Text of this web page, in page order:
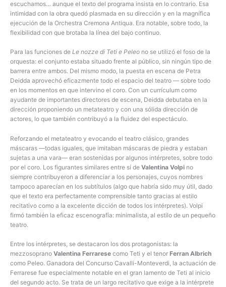
escuchamos… aunque el texto del programa insista en lo contrario. Esa
intimidad con la obra quedó plasmada en su dirección y en la magnífica
ejecución de la Orchestra Cremona Antiqua. Era notable, sobre todo, la
flexibilidad con que brotaba la línea del bajo continuo.
Para las funciones de Le nozze di Teti e Peleo no se utilizó el foso de la
orquesta: el conjunto estaba situado frente al público, sin ningún tipo de
barrera entre ambos. Del mismo modo, la puesta en escena de Petra
Deidda aprovechó eficazmente todo el espacio del teatro — sobre todo
en los momentos en que intervino el coro. Con un currículum como
ayudante de importantes directores de escena, Deidda debutaba en la
dirección proponiendo un metateatro y con una sólida dirección de
actores, lo que también contribuyó a la fluidez del espectáculo.
Reforzando el metateatro y evocando el teatro clásico, grandes
máscaras —todas iguales, que imitaban máscaras de piedra y estaban
sujetas a una vara— eran sostenidas por algunos intérpretes, sobre todo
por el coro. Los figurantes similares entre sí de Valentina Volpi no
siempre contribuyeron a diferenciar a los personajes, cuyos nombres
tampoco aparecían en los subtítulos (algo que habría sido muy útil, dado
que el texto era perfectamente comprensible tanto gracias al estilo
recitativo como a la excelente dicción de todos los intérpretes). Volpi
firmó también la eficaz escenografía: minimalista, al estilo de un pequeño
teatro.
Entre los intérpretes, se destacaron los dos protagonistas: la
mezzosoprano Valentina Ferrarese como Teti y el tenor Ferran Albrich
como Peleo. Ganadora del Concurso Cavalli-Monteverdi, la actuación de
Ferrarese fue especialmente notable en el gran lamento de Teti al inicio
del segundo acto. Se trata de un largo recitativo que exige a la intérprete